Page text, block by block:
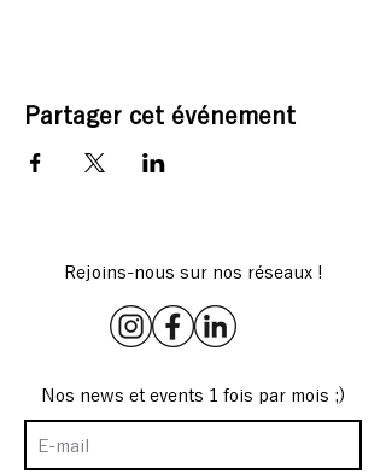
Partager cet événement
Rejoins-nous sur nos réseaux !
Nos news et events 1 fois par mois ;)